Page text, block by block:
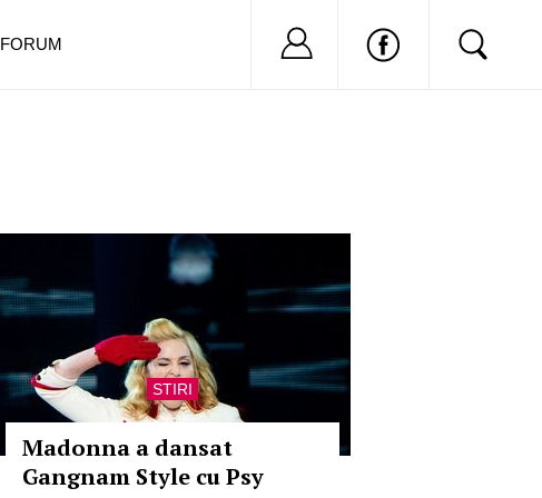
STIRI
Madonna a dansat
Gangnam Style cu Psy
FORUM Nu ai cont?